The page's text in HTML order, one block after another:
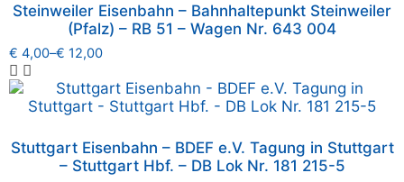
Steinweiler Eisenbahn – Bahnhaltepunkt Steinweiler
(Pfalz) – RB 51 – Wagen Nr. 643 004
€ 4,00–€ 12,00
Stuttgart Eisenbahn – BDEF e.V. Tagung in Stuttgart
– Stuttgart Hbf. – DB Lok Nr. 181 215-5